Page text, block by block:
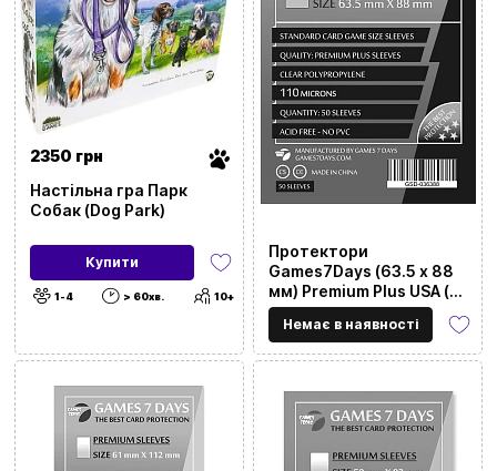
2350 грн
Настільна гра Парк
Собак (Dog Park)
Купити
1-4 > 60хв. 10+
Протектори
Games7Days (63.5 x 88
мм) Premium Plus USA (50
шт)
Немає в наявності